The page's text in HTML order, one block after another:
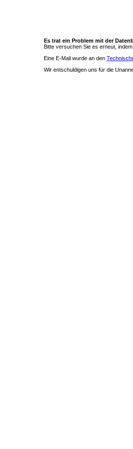
Es trat ein Problem mit der
Bitte versuchen Sie es erneut,
Eine E-Mail wurde an den
Wir entschuldigen uns für die